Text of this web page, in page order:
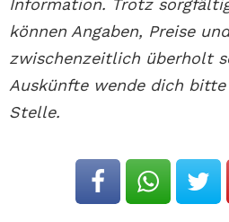
Information. Trotz
können Angaben, Preise
zwischenzeitlich überholt
Auskünfte wende dich
Stelle.